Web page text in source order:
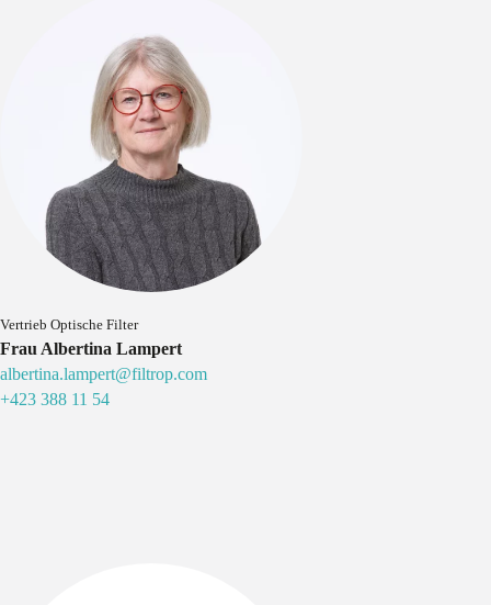
Vertrieb Optische Filter
Frau Albertina Lampert
albertina.lampert@filtrop.com
+423 388 11 54